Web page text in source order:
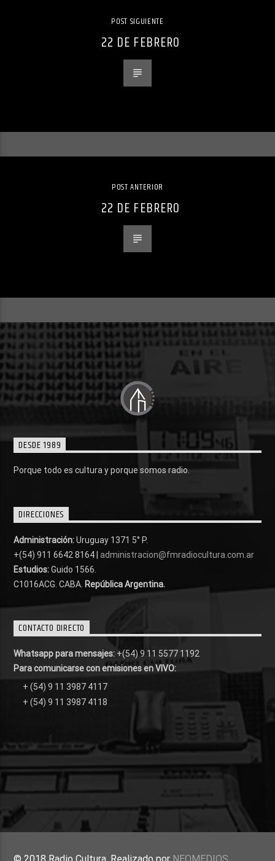
POST SIGUIENTE
22 DE FEBRERO
POST ANTERIOR
22 DE FEBRERO
DESDE 1989
Porque todo es cultura y porque somos radio.
DIRECCIONES
Administración:Uruguay 1371 5° P.
+(54) 911 6642 8164 | administracion@fmradiocultura.com.ar
Estudios:Guido 1566.
C1016ACG . CABA. República Argentina.
CONTACTO DIRECTO
Whatsapp para mensajes: +(54) 9 11 5577 1192
Para comunicarse con emisiones en VIVO:
+ (54) 9 11 3987 4117
+ (54) 9 11 3987 4118
© 2018 Radio Cultura. Realizado por NEOMEDIOS